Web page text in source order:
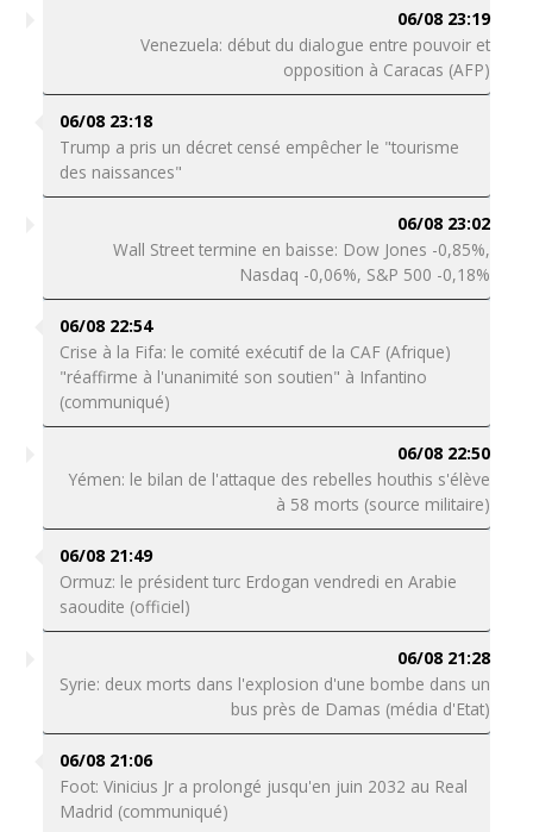
06/08 23:19
Venezuela: début du dialogue entre pouvoir et
opposition à Caracas (AFP)
06/08 23:18
Trump a pris un décret censé empêcher le "tourisme
des naissances"
06/08 23:02
Wall Street termine en baisse: Dow Jones -0,85%,
Nasdaq -0,06%, S&P 500 -0,18%
06/08 22:54
Crise à la Fifa: le comité exécutif de la CAF (Afrique)
"réaffirme à l'unanimité son soutien" à Infantino
(communiqué)
06/08 22:50
Yémen: le bilan de l'attaque des rebelles houthis s'élève
à 58 morts (source militaire)
06/08 21:49
Ormuz: le président turc Erdogan vendredi en Arabie
saoudite (officiel)
06/08 21:28
Syrie: deux morts dans l'explosion d'une bombe dans un
bus près de Damas (média d'Etat)
06/08 21:06
Foot: Vinicius Jr a prolongé jusqu'en juin 2032 au Real
Madrid (communiqué)